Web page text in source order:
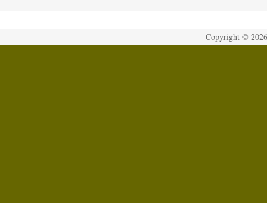
Copyright © 2026